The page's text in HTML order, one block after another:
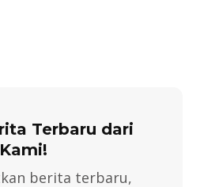
Terbaru dari
Kami!
berita terbaru,